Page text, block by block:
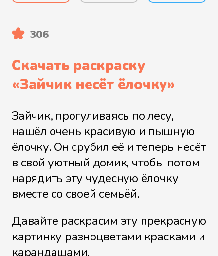
306
Скачать раскраску
«Зайчик несёт ёлочку»
Зайчик, прогуливаясь по лесу,
нашёл очень красивую и пышную
ёлочку. Он срубил её и теперь несёт
в свой уютный домик, чтобы потом
нарядить эту чудесную ёлочку
вместе со своей семьёй.
Давайте раскрасим эту прекрасную
картинку разноцветами красками и
карандашами.